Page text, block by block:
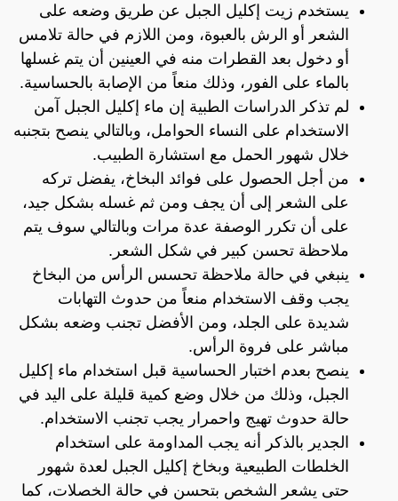
يستخدم زيت إكليل الجبل عن طريق وضعه على
الشعر أو الرش بالعبوة، ومن اللازم في حالة تلامس
أو دخول بعد القطرات منه في العينين أن يتم غسلها
بالماء على الفور، وذلك منعاً من الإصابة بالحساسية.
لم تذكر الدراسات الطبية إن ماء إكليل الجبل آمن
الاستخدام على النساء الحوامل، وبالتالي ينصح بتجنبه
خلال شهور الحمل مع استشارة الطبيب.
من أجل الحصول على فوائد البخاخ، يفضل تركه
على الشعر إلى أن يجف ومن ثم غسله بشكل جيد،
على أن تكرر الوصفة عدة مرات وبالتالي سوف يتم
ملاحظة تحسن كبير في شكل الشعر.
ينبغي في حالة ملاحظة تحسس الرأس من البخاخ
يجب وقف الاستخدام منعاً من حدوث التهابات
شديدة على الجلد، ومن الأفضل تجنب وضعه بشكل
مباشر على فروة الرأس.
ينصح بعدم اختبار الحساسية قبل استخدام ماء إكليل
الجبل، وذلك من خلال وضع كمية قليلة على اليد في
حالة حدوث تهيج واحمرار يجب تجنب الاستخدام.
الجدير بالذكر أنه يجب المداومة على استخدام
الخلطات الطبيعية وبخاخ إكليل الجبل لعدة شهور
حتى يشعر الشخص بتحسن في حالة الخصلات، كما